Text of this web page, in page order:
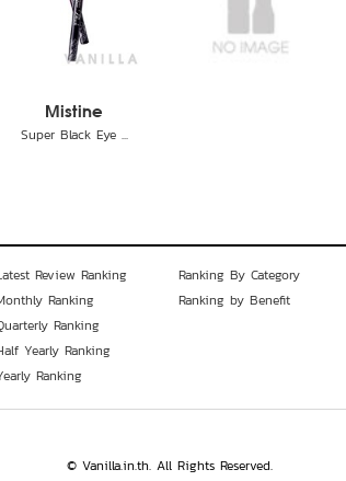
Mistine
Super Black Eye ...
Review Ranking
Ranking
Ranking
Yearly Ranking
Ranking
Ranking By Category
Ranking by Benefit
© Vanilla.in.th. All Rights Reserved.